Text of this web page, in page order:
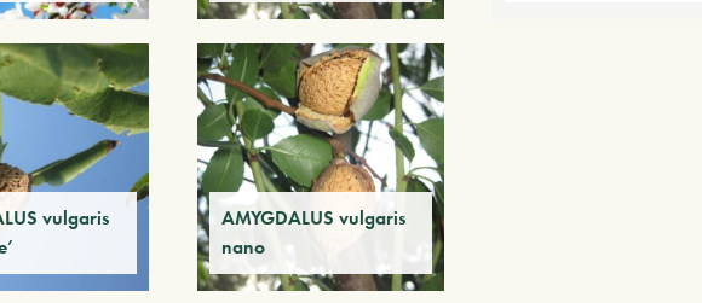
vulgaris
AMYGDALUS vulgaris
nano